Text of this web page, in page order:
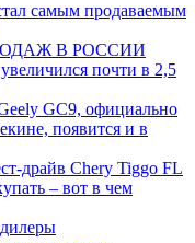
самым продаваемым
В РОССИИ
почти в 2,5
GC9, официально
появится и в
драйв Chery Tiggo FL
– вот в чем